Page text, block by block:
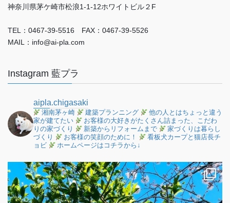
神奈川県茅ケ崎市松浪1-1-12ホワイトビル２F
TEL：0467-39-5516 FAX：0467-39-5526
MAIL：info@ai-pla.com
Instagram 藍プラ
aipla.chigasaki
湘南茅ヶ崎 建築プランニング
他の人とはちょっと違う
家が建てたい
お客様の大好きがたくさん詰まった、こだわ
りの家づくり
新築からリフォームまで
家づくりは暮らし
づくり
お客様の笑顔のために！
看板犬カープと猫店長チ
ョビ
ホームページはコチラから↓